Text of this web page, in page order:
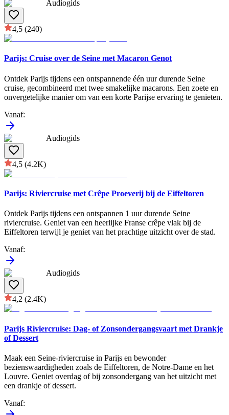
Audiogids
4,5 (240)
Parijs: Cruise over de Seine met Macaron Genot
Ontdek Parijs tijdens een ontspannende één uur durende Seine
cruise, gecombineerd met twee smakelijke macarons. Een zoete en
onvergetelijke manier om van een korte Parijse ervaring te genieten.
Vanaf:
Audiogids
4,5 (4.2K)
Parijs: Riviercruise met Crêpe Proeverij bij de Eiffeltoren
Ontdek Parijs tijdens een ontspannen 1 uur durende Seine
riviercruise. Geniet van een heerlijke Franse crêpe vlak bij de
Eiffeltoren terwijl je geniet van het prachtige uitzicht over de stad.
Vanaf:
Audiogids
4,2 (2.4K)
Parijs Riviercruise: Dag- of Zonsondergangsvaart met Drankje
of Dessert
Maak een Seine-riviercruise in Parijs en bewonder
bezienswaardigheden zoals de Eiffeltoren, de Notre-Dame en het
Louvre. Geniet overdag of bij zonsondergang van het uitzicht met
een drankje of dessert.
Vanaf: